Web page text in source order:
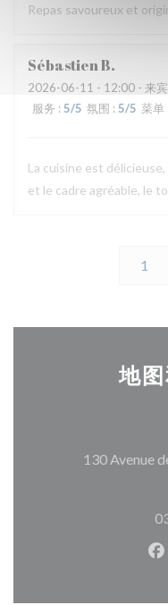
Repas savoureux et
SébastienB
2026-06-11 - 12:00 - 来
服务 : 5/5 氛围 : 5/5 菜单
La cuisine est
et le cadre agréable, le
1
地
130 Avenue